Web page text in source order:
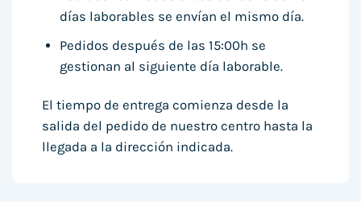
días laborables se envían el mismo día.
Pedidos después de las 15:00h se
gestionan al siguiente día laborable.
El tiempo de entrega comienza desde la
salida del pedido de nuestro centro hasta la
llegada a la dirección indicada.